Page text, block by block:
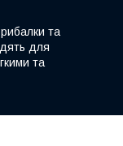
та
для
та